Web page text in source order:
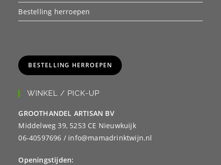
Bestelling herroepen
BESTELLING HERROEPEN
WINKEL / PICK-UP
GROOTHANDEL ARTISAN BV
Middelweg 39, 5253 CE Nieuwkuijk
06-40597696 / info@mamadrinktwijn.nl
Openingstijden: